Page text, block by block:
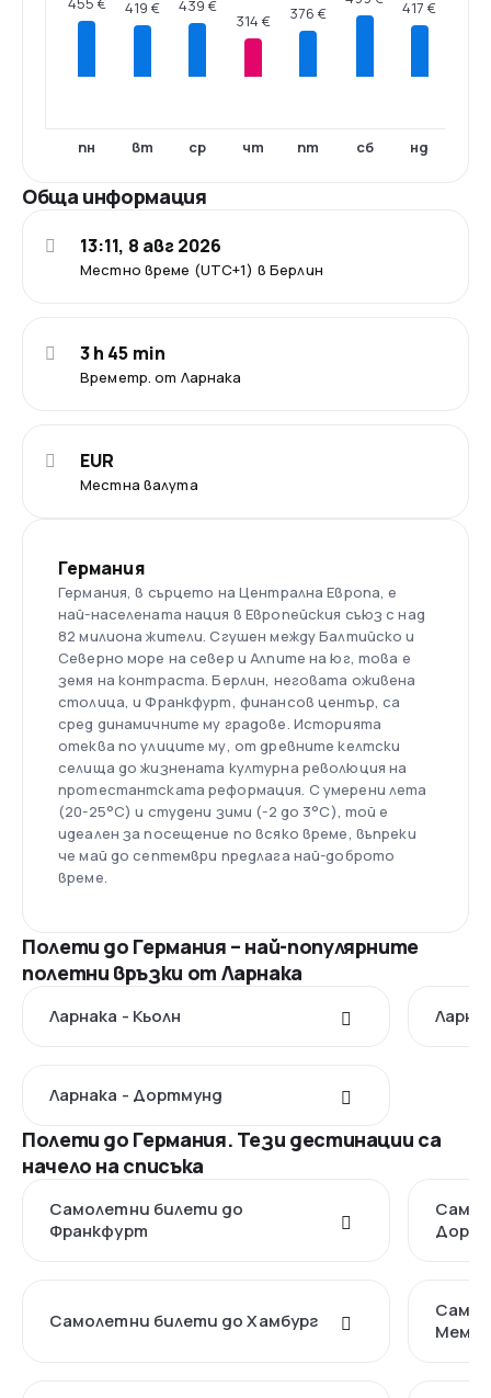
пн
419 €
вт
439 €
ср
314 €
чт
376 €
пт сб
417 €
нд
Обща информация
Местно време (UTC+1) в Берлин
13:11, 8 авг 2026
Времетр. от Ларнака
3 h 45 min
Местна валута
EUR
Германия
Германия, в сърцето на Централна Европа, е
най-населената нация в Европейския съюз с над
82 милиона жители. Сгушен между Балтийско и
Северно море на север и Алпите на юг, това е
земя на контраста. Берлин, неговата оживена
столица, и Франкфурт, финансов център, са
сред динамичните му градове. Историята
отеква по улиците му, от древните келтски
селища до жизнената културна революция на
протестантската реформация. С умерени лета
(20-25°C) и студени зими (-2 до 3°C), той е
идеален за посещение по всяко време, въпреки
че май до септември предлага най-доброто
време.
Полети до Германия – най-популярните
полетни връзки от Ларнака
Ларнака - Кьолн
Ларнака - Дортмунд
Полети до Германия. Тези дестинации са
начело на списъка
Самолетни билети до
Франкфурт
Самолетни билети до Хамбург